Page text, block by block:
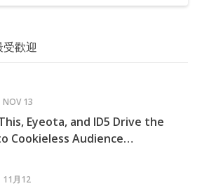
受歡迎
NOV 13
Eyeota, and ID5 Drive the
Cookieless Audience
11月12